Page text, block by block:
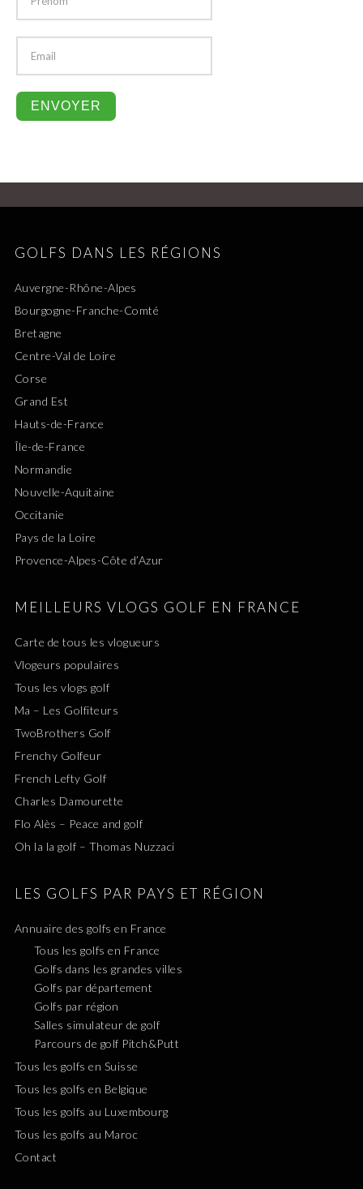
GOLFS DANS LES RÉGIONS
Auvergne-Rhône-Alpes
Bourgogne-Franche-Comté
Bretagne
Centre-Val de Loire
Corse
Grand Est
Hauts-de-France
Île-de-France
Normandie
Nouvelle-Aquitaine
Occitanie
Pays de la Loire
Provence-Alpes-Côte d’Azur
MEILLEURS VLOGS GOLF EN FRANCE
Carte de tous les vlogueurs
Vlogeurs populaires
Tous les vlogs golf
Ma – Les Golfiteurs
TwoBrothers Golf
Frenchy Golfeur
French Lefty Golf
Charles Damourette
Flo Alès – Peace and golf
Oh la la golf – Thomas Nuzzaci
LES GOLFS PAR PAYS ET RÉGION
Annuaire des golfs en France
Tous les golfs en France
Golfs dans les grandes villes
Golfs par département
Golfs par région
Salles simulateur de golf
Parcours de golf Pitch&Putt
Tous les golfs en Suisse
Tous les golfs en Belgique
Tous les golfs au Luxembourg
Tous les golfs au Maroc
Contact